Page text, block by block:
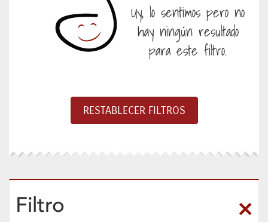
Uy, lo sentimos pero no
hay ningún resultado
para este filtro.
Filtro